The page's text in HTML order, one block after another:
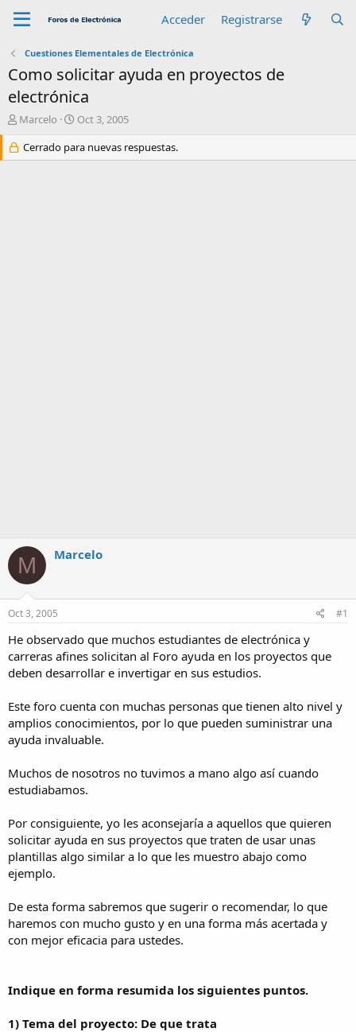
Acceder Registrarse
Cuestiones Elementales de Electrónica
Como solicitar ayuda en proyectos de
electrónica
A
t
o
Marcelo
F
c
h
Oct 3, 2005
Cerrado para nuevas respuestas.
M Marcelo
Oct 3, 2005 #1
He observado que muchos estudiantes de electrónica y
carreras afines solicitan al Foro ayuda en los proyectos que
deben desarrollar e invertigar en sus estudios.
Este foro cuenta con muchas personas que tienen alto nivel y
amplios conocimientos, por lo que pueden suministrar una
ayuda invaluable.
Muchos de nosotros no tuvimos a mano algo así cuando
estudiabamos.
Por consiguiente, yo les aconsejaría a aquellos que quieren
solicitar ayuda en sus proyectos que traten de usar unas
plantillas algo similar a lo que les muestro abajo como
ejemplo.
De esta forma sabremos que sugerir o recomendar, lo que
haremos con mucho gusto y en una forma más acertada y
con mejor eficacia para ustedes.
Indique en forma resumida los siguientes puntos.
1) Tema del proyecto: De que trata